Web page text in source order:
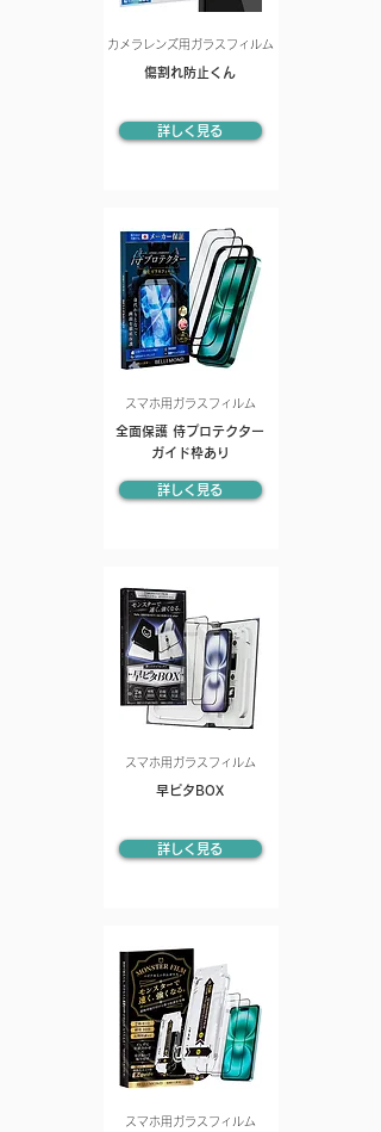
カメラレンズ用ガラスフィルム
傷割れ防止くん
詳しく見る
スマホ用ガラスフィルム
全面保護 侍プロテクター
ガイド枠あり
詳しく見る
スマホ用ガラスフィルム
早ピタBOX
詳しく見る
スマホ用ガラスフィルム